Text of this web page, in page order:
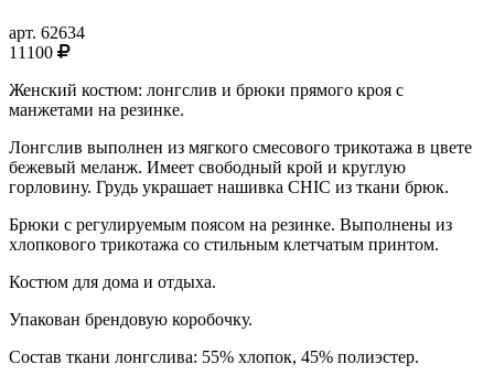
арт. 62634
11100
Женский костюм: лонгслив и брюки прямого кроя с
манжетами на резинке.
Лонгслив выполнен из мягкого смесового трикотажа в цвете
бежевый меланж. Имеет свободный крой и круглую
горловину. Грудь украшает нашивка CHIC из ткани брюк.
Брюки с регулируемым поясом на резинке. Выполнены из
хлопкового трикотажа со стильным клетчатым принтом.
Костюм для дома и отдыха.
Упакован брендовую коробочку.
Состав ткани лонгслива: 55% хлопок, 45% полиэстер.